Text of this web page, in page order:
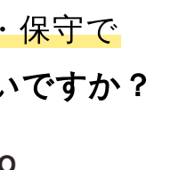
保守で
ですか？